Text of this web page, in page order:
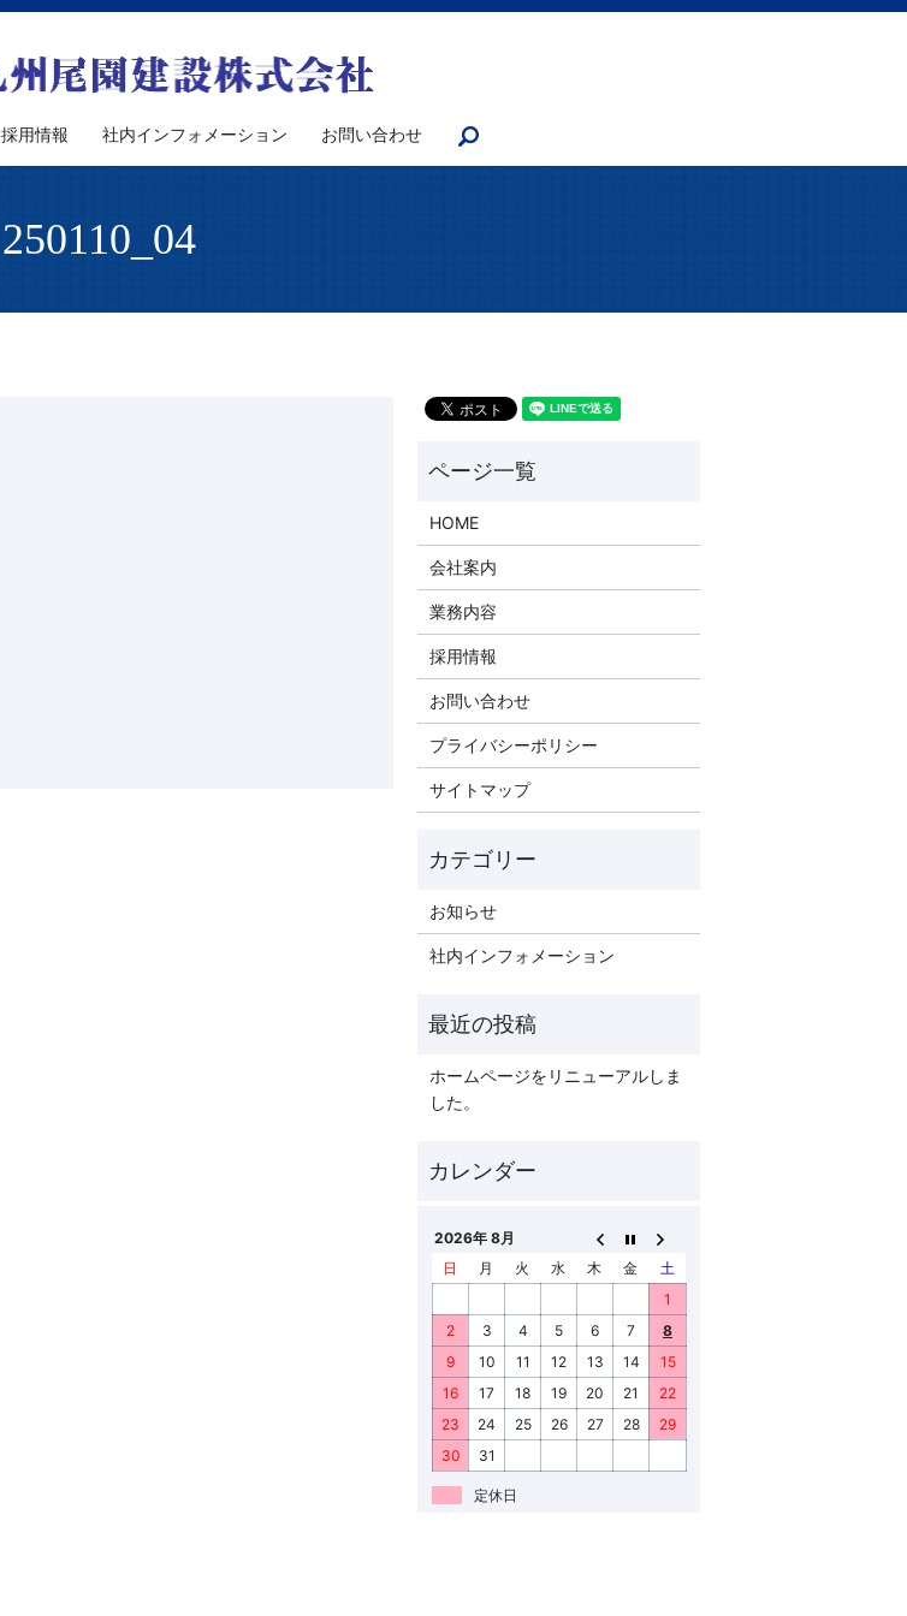
採用情報 社内インフォメーション お問い合わせ
250110_04
HOME
会社案内
業務内容
採用情報
お問い合わせ
プライバシーポリシー
サイトマップ
お知らせ
社内インフォメーション
ホームページをリニューアルしま
した。
2026年 8月
日
月 火 水 木 金
土
1
2
3 4 5 6 7
8
9
10 11 12 13 14
15
16
17 18 19 20 21
22
23
24 25 26 27 28
29
30
31
定休日